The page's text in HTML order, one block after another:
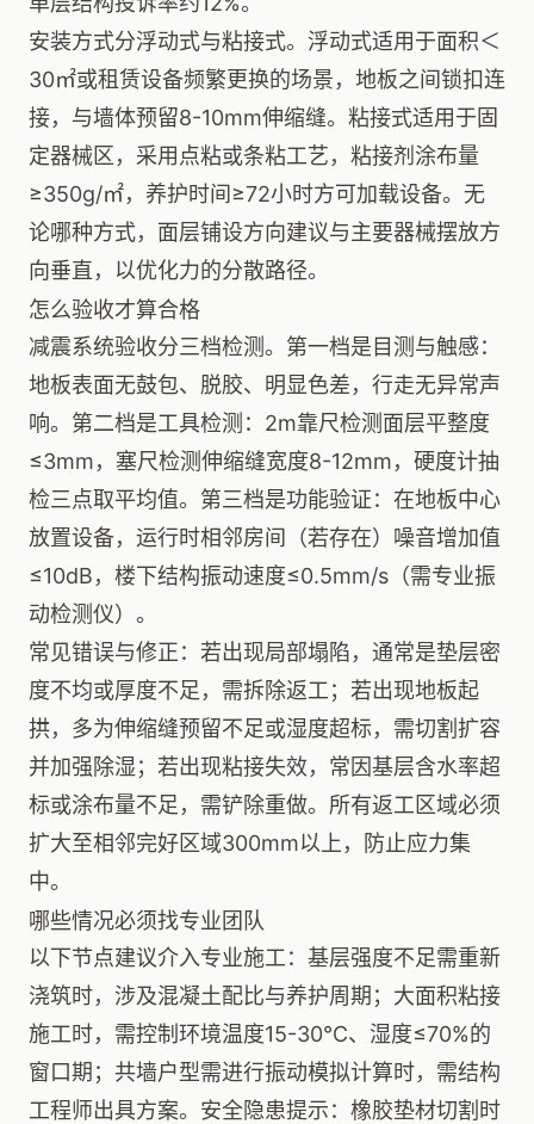
安装方式分浮动式与粘接式。浮动式适用于面积＜
30㎡或租赁设备频繁更换的场景，地板之间锁扣连
接，与墙体预留8-10mm伸缩缝。粘接式适用于固
定器械区，采用点粘或条粘工艺，粘接剂涂布量
≥350g/㎡，养护时间≥72小时方可加载设备。无
论哪种方式，面层铺设方向建议与主要器械摆放方
向垂直，以优化力的分散路径。
怎么验收才算合格
减震系统验收分三档检测。第一档是目测与触感：
地板表面无鼓包、脱胶、明显色差，行走无异常声
响。第二档是工具检测：2m靠尺检测面层平整度
≤3mm，塞尺检测伸缩缝宽度8-12mm，硬度计抽
检三点取平均值。第三档是功能验证：在地板中心
放置设备，运行时相邻房间（若存在）噪音增加值
≤10dB，楼下结构振动速度≤0.5mm/s（需专业振
动检测仪）。
常见错误与修正：若出现局部塌陷，通常是垫层密
度不均或厚度不足，需拆除返工；若出现地板起
拱，多为伸缩缝预留不足或湿度超标，需切割扩容
并加强除湿；若出现粘接失效，常因基层含水率超
标或涂布量不足，需铲除重做。所有返工区域必须
扩大至相邻完好区域300mm以上，防止应力集
中。
哪些情况必须找专业团队
以下节点建议介入专业施工：基层强度不足需重新
浇筑时，涉及混凝土配比与养护周期；大面积粘接
施工时，需控制环境温度15-30℃、湿度≤70%的
窗口期；共墙户型需进行振动模拟计算时，需结构
工程师出具方案。安全隐患提示：橡胶垫材切割时